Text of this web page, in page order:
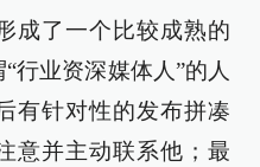
成了一个比较成熟的
行业资深媒体人”的人
有针对性的发布拼凑
意并主动联系他；最